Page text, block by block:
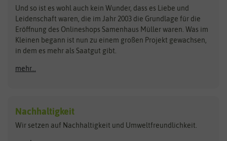
Zimmer & Kübelpflanzen
Kataloge
Schnäppchen
Anzucht & Gartenzubehör
Anzuchtschalen
Heizmatte & Heizkabel
Kokos-Quelltabletten
Zimmergewächshaus
BIOWOL
Blumicorn
Bûten Birds
Carl Pabst
Feldsaaten Freudenberger
Fertil
Flora Elite
Florissa Hortitops
Und so ist es wohl auch kein Wunder, dass es Liebe und
Leidenschaft waren, die im Jahr 2003 die Grundlage für die
Eröffnung des Onlineshops Samenhaus Müller waren. Was im
Kleinen begann ist nun zu einem großen Projekt gewachsen,
in dem es mehr als Saatgut gibt.
mehr...
Nachhaltigkeit
Wir setzen auf Nachhaltigkeit und Umweltfreundlichkeit.